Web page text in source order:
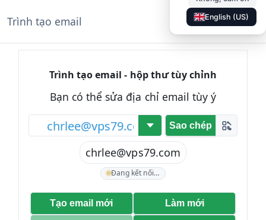
Trình tạo email Tài liệu ◐ VI
English (US)
Trình tạo email - hộp thư tùy chỉnh
Bạn có thể sửa địa chỉ email tùy ý
@ Sao chép
chrlee@vps79.com
Đang kết nối…
Tạo email mới Làm mới